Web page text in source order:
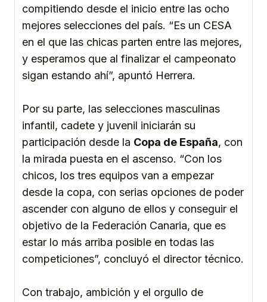
compitiendo desde el inicio entre las ocho
mejores selecciones del país. “Es un CESA
en el que las chicas parten entre las mejores,
y esperamos que al finalizar el campeonato
sigan estando ahí”, apuntó Herrera.
Por su parte, las selecciones masculinas
infantil, cadete y juvenil iniciarán su
participación desde la Copa de España, con
la mirada puesta en el ascenso. “Con los
chicos, los tres equipos van a empezar
desde la copa, con serias opciones de poder
ascender con alguno de ellos y conseguir el
objetivo de la Federación Canaria, que es
estar lo más arriba posible en todas las
competiciones”, concluyó el director técnico.
Con trabajo, ambición y el orgullo de